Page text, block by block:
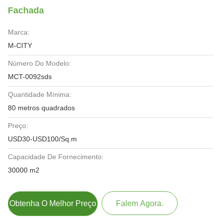
Fachada
Marca:
M-CITY
Número Do Modelo:
MCT-0092sds
Quantidade Mínima:
80 metros quadrados
Preço:
USD30-USD100/Sq.m
Capacidade De Fornecimento:
30000 m2
Obtenha O Melhor Preço Falem Agora.